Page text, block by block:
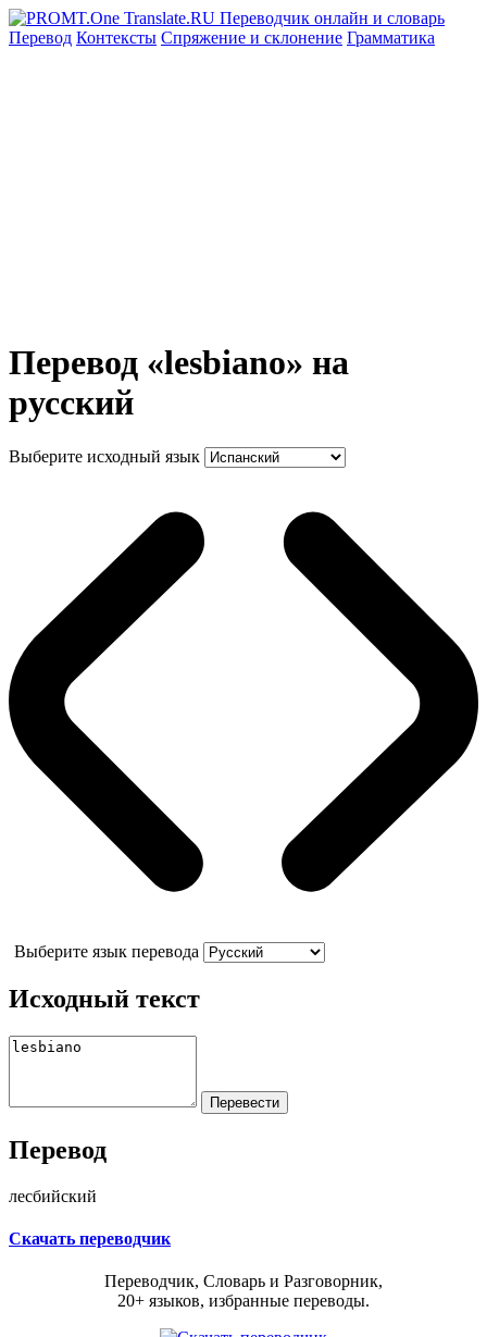
Перевод Контексты Спряжение и склонение Грамматика
Перевод «lesbiano» на
русский
Выберите исходный язык
Выберите язык перевода
Исходный текст
Перевод
лесбийский
Скачать переводчик
Переводчик, Словарь и Разговорник,
20+ языков, избранные переводы.